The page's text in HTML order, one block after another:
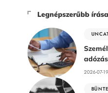
Legnépszerűbb
2026-07-19